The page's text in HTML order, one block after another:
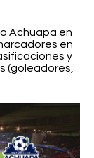
Achuapa en
en
y
(goleadores,